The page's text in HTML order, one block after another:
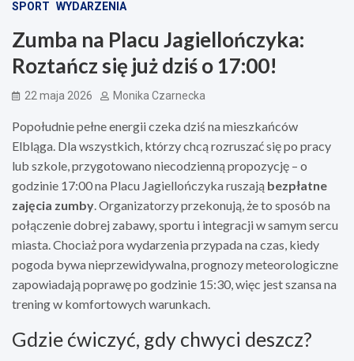
SPORT WYDARZENIA
Zumba na Placu Jagiellończyka:
Roztańcz się już dziś o 17:00!
22 maja 2026 Monika Czarnecka
Popołudnie pełne energii czeka dziś na mieszkańców
Elbląga. Dla wszystkich, którzy chcą rozruszać się po pracy
lub szkole, przygotowano niecodzienną propozycję – o
godzinie 17:00 na Placu Jagiellończyka ruszają bezpłatne
zajęcia zumby. Organizatorzy przekonują, że to sposób na
połączenie dobrej zabawy, sportu i integracji w samym sercu
miasta. Chociaż pora wydarzenia przypada na czas, kiedy
pogoda bywa nieprzewidywalna, prognozy meteorologiczne
zapowiadają poprawę po godzinie 15:30, więc jest szansa na
trening w komfortowych warunkach.
Gdzie ćwiczyć, gdy chwyci deszcz?